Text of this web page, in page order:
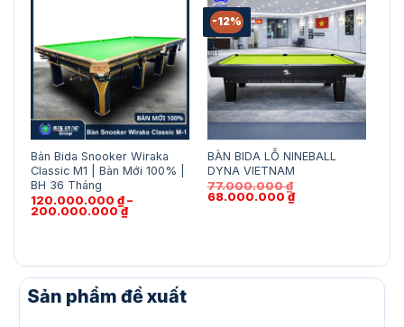
Bàn Bida Snooker Wiraka
Classic M1 | Bàn Mới 100% |
BH 36 Tháng
120.000.000 ₫ –
200.000.000₫Khoảng
giá:
200.000.000 ₫
-12%
BÀN BIDA LỖ NINEBALL
DYNA VIETNAM
77.000.000₫
Giá
68.000.000₫Giá
hiện
Sản phẩm đề xuất